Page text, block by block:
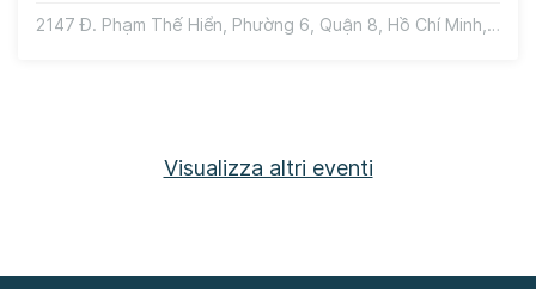
2147 Đ. Phạm Thế Hiển, Phường 6, Quận 8, Hồ Chí Minh, Vietnam
Visualizza altri eventi